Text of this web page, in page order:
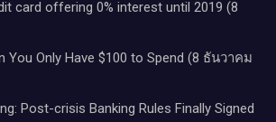
card offering 0% interest until 2019 (8
You Only Have $100 to Spend (8 ธันวาคม
Post-crisis Banking Rules Finally Signed